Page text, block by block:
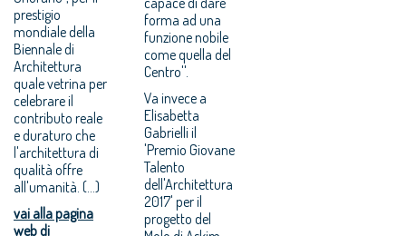
prestigio
mondiale della
Biennale di
Architettura
quale vetrina per
celebrare il
contributo reale
e duraturo che
l'architettura di
qualità offre
all'umanità. (...)
vai alla pagina
web di
forma ad una
funzione nobile
come quella del
Centro''.
Va invece a
Elisabetta
Gabrielli il
'Premio Giovane
Talento
dell'Architettura
2017' per il
progetto del